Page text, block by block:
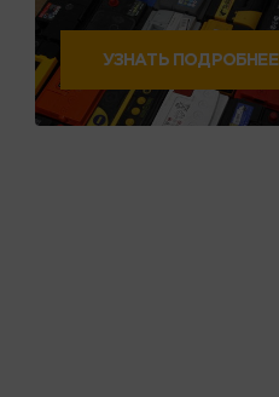
УЗНАТЬ ПОДРОБНЕЕ